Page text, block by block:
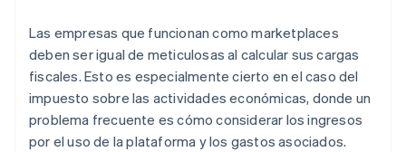
Las empresas que funcionan como marketplaces
deben ser igual de meticulosas al calcular sus cargas
fiscales. Esto es especialmente cierto en el caso del
impuesto sobre las actividades económicas, donde un
problema frecuente es cómo considerar los ingresos
por el uso de la plataforma y los gastos asociados.